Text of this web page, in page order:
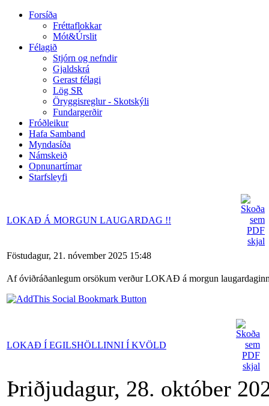
Forsíða
Fréttaflokkar
Mót&Úrslit
Félagið
Stjórn og nefndir
Gjaldskrá
Gerast félagi
Lög SR
Öryggisreglur - Skotskýli
Fundargerðir
Fróðleikur
Hafa Samband
Myndasíða
Námskeið
Opnunartímar
Starfsleyfi
LOKAÐ Á MORGUN LAUGARDAG !!
Föstudagur, 21. nóvember 2025 15:48
Af óviðráðanlegum orsökum verður LOKAÐ á morgun
LOKAÐ Í EGILSHÖLLINNI Í KVÖLD
Þriðjudagur, 28. október